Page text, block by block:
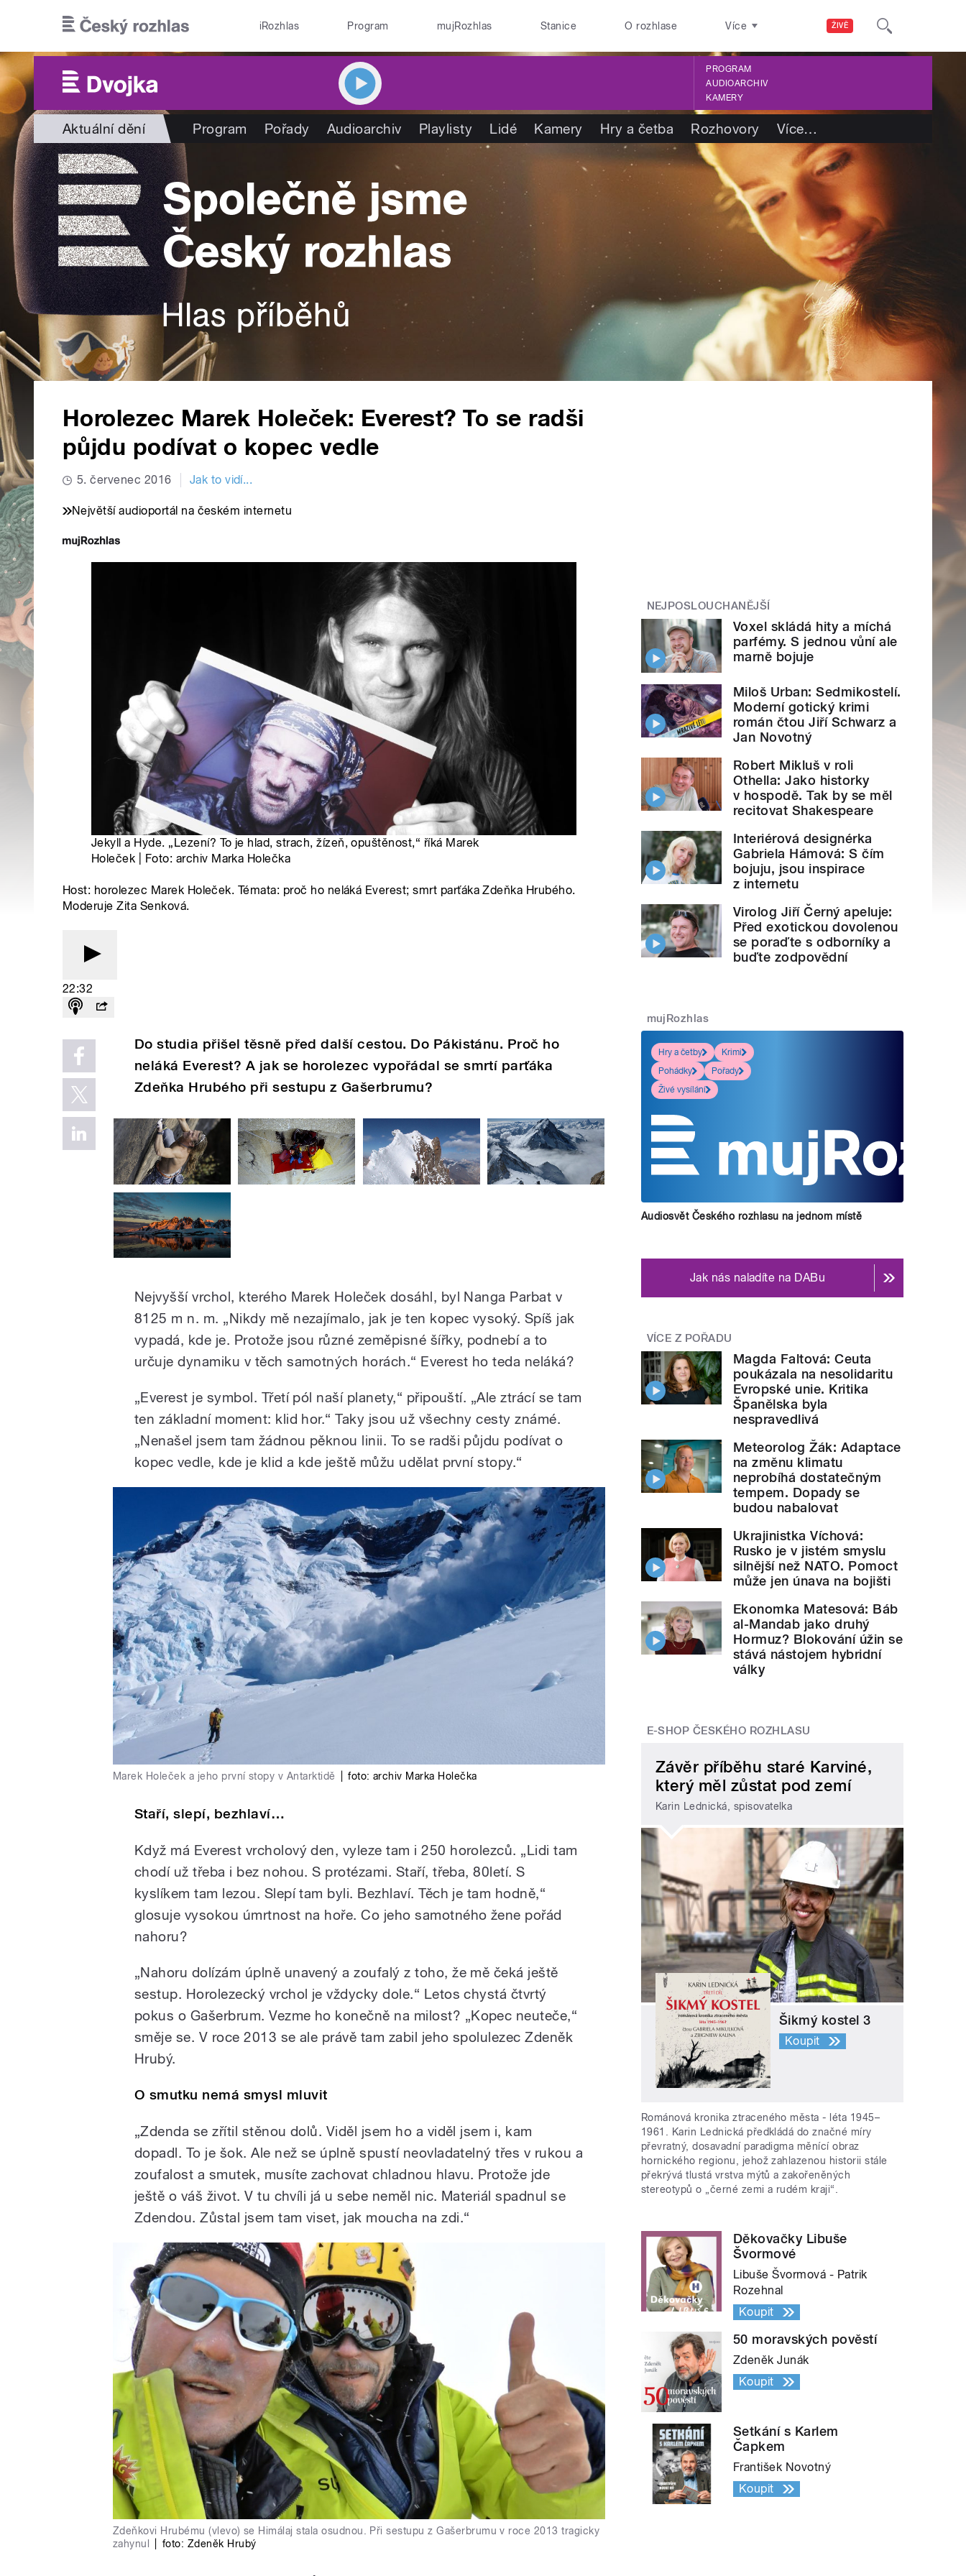
ŽIVĚ
iRozhlas Program mujRozhlas Stanice O rozhlase Více
PROGRAM
AUDIOARCHIV
KAMERY
Aktuální dění Program Pořady Audioarchiv Playlisty Lidé Kamery Hry a četba Rozhovory Více…
Horolezec Marek Holeček: Everest? To se radši
půjdu podívat o kopec vedle
5. červenec 2016 Jak to vidí...
Největší audioportál na českém internetu
Jekyll a Hyde. „Lezení? To je hlad, strach, žízeň, opuštěnost,“ říká Marek
Holeček | Foto: archiv Marka Holečka
Host: horolezec Marek Holeček. Témata: proč ho neláká Everest; smrt parťáka Zdeňka Hrubého.
Moderuje Zita Senková.
22:32
Do studia přišel těsně před další cestou. Do Pákistánu. Proč ho
neláká Everest? A jak se horolezec vypořádal se smrtí parťáka
Zdeňka Hrubého při sestupu z Gašerbrumu?
Nejvyšší vrchol, kterého Marek Holeček dosáhl, byl Nanga Parbat v
8125 m n. m. „Nikdy mě nezajímalo, jak je ten kopec vysoký. Spíš jak
vypadá, kde je. Protože jsou různé zeměpisné šířky, podnebí a to
určuje dynamiku v těch samotných horách.“ Everest ho teda neláká?
„Everest je symbol. Třetí pól naší planety,“ připouští. „Ale ztrácí se tam
ten základní moment: klid hor.“ Taky jsou už všechny cesty známé.
„Nenašel jsem tam žádnou pěknou linii. To se radši půjdu podívat o
kopec vedle, kde je klid a kde ještě můžu udělat první stopy.“
Marek Holeček a jeho první stopy v Antarktidě foto: archiv Marka Holečka
Staří, slepí, bezhlaví…
Když má Everest vrcholový den, vyleze tam i 250 horolezců. „Lidi tam
chodí už třeba i bez nohou. S protézami. Staří, třeba, 80letí. S
kyslíkem tam lezou. Slepí tam byli. Bezhlaví. Těch je tam hodně,“
glosuje vysokou úmrtnost na hoře. Co jeho samotného žene pořád
nahoru?
„Nahoru dolízám úplně unavený a zoufalý z toho, že mě čeká ještě
sestup. Horolezecký vrchol je vždycky dole.“ Letos chystá čtvrtý
pokus o Gašerbrum. Vezme ho konečně na milost? „Kopec neuteče,“
směje se. V roce 2013 se ale právě tam zabil jeho spolulezec Zdeněk
Hrubý.
O smutku nemá smysl mluvit
„Zdenda se zřítil stěnou dolů. Viděl jsem ho a viděl jsem i, kam
dopadl. To je šok. Ale než se úplně spustí neovladatelný třes v rukou a
zoufalost a smutek, musíte zachovat chladnou hlavu. Protože jde
ještě o váš život. V tu chvíli já u sebe neměl nic. Materiál spadnul se
Zdendou. Zůstal jsem tam viset, jak moucha na zdi.“
Zdeňkovi Hrubému (vlevo) se Himálaj stala osudnou. Při sestupu z Gašerbrumu v roce 2013 tragicky
zahynul
foto: Zdeněk Hrubý
NEJPOSLOUCHANĚJŠÍ
Voxel skládá hity a míchá
parfémy. S jednou vůní ale
marně bojuje
Miloš Urban: Sedmikostelí.
Moderní gotický krimi
román čtou Jiří Schwarz a
Jan Novotný
Robert Mikluš v roli
Othella: Jako historky
v hospodě. Tak by se měl
recitovat Shakespeare
Interiérová designérka
Gabriela Hámová: S čím
bojuju, jsou inspirace
z internetu
Virolog Jiří Černý apeluje:
Před exotickou dovolenou
se poraďte s odborníky a
buďte zodpovědní
mujRozhlas
Hry a četby
Krimi
Pohádky
Pořady
Živé vysílání
Audiosvět Českého rozhlasu na jednom místě
Jak nás naladíte na DABu
VÍCE Z POŘADU
Magda Faltová: Ceuta
poukázala na nesolidaritu
Evropské unie. Kritika
Španělska byla
nespravedlivá
Meteorolog Žák: Adaptace
na změnu klimatu
neprobíhá dostatečným
tempem. Dopady se
budou nabalovat
Ukrajinistka Víchová:
Rusko je v jistém smyslu
silnější než NATO. Pomoct
může jen únava na bojišti
Ekonomka Matesová: Báb
al-Mandab jako druhý
Hormuz? Blokování úžin se
stává nástojem hybridní
války
E-SHOP ČESKÉHO ROZHLASU
Závěr příběhu staré Karviné,
který měl zůstat pod zemí
Karin Lednická, spisovatelka
Šikmý kostel 3
Koupit
Románová kronika ztraceného města - léta 1945–
1961. Karin Lednická předkládá do značné míry
převratný, dosavadní paradigma měnící obraz
hornického regionu, jehož zahlazenou historii stále
překrývá tlustá vrstva mýtů a zakořeněných
stereotypů o „černé zemi a rudém kraji“.
Děkovačky Libuše
Švormové
Libuše Švormová - Patrik
Rozehnal
Koupit
50 moravských pověstí
Zdeněk Junák
Koupit
Setkání s Karlem
Čapkem
František Novotný
Koupit